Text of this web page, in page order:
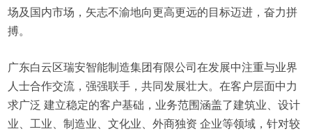
场及国内市场，矢志不渝地向更高更远的目标迈进，奋力拼
搏。
广东白云区瑞安智能制造集团有限公司在发展中注重与业界
人士合作交流，强强联手，共同发展壮大。在客户层面中力
求广泛 建立稳定的客户基础，业务范围涵盖了建筑业、设计
业、工业、制造业、文化业、外商独资 企业等领域，针对较